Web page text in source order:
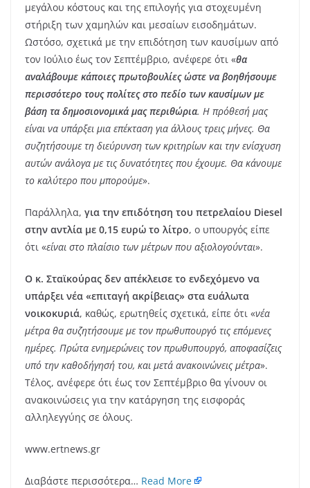
μεγάλου κόστους και της επιλογής για στοχευμένη
στήριξη των χαμηλών και μεσαίων εισοδημάτων.
Ωστόσο, σχετικά με την επιδότηση των καυσίμων από
τον Ιούλιο έως τον Σεπτέμβριο, ανέφερε ότι «θα
αναλάβουμε κάποιες πρωτοβουλίες ώστε να βοηθήσουμε
περισσότερο τους πολίτες στο πεδίο των καυσίμων με
βάση τα δημοσιονομικά μας περιθώρια. Η πρόθεσή μας
είναι να υπάρξει μια επέκταση για άλλους τρεις μήνες. Θα
συζητήσουμε τη διεύρυνση των κριτηρίων και την ενίσχυση
αυτών ανάλογα με τις δυνατότητες που έχουμε. Θα κάνουμε
το καλύτερο που μπορούμε».
Παράλληλα, για την επιδότηση του πετρελαίου Diesel
στην αντλία με 0,15 ευρώ το λίτρο, ο υπουργός είπε
ότι «είναι στο πλαίσιο των μέτρων που αξιολογούνται».
Ο κ. Σταϊκούρας δεν απέκλεισε το ενδεχόμενο να
υπάρξει νέα «επιταγή ακρίβειας» στα ευάλωτα
νοικοκυριά, καθώς, ερωτηθείς σχετικά, είπε ότι «νέα
μέτρα θα συζητήσουμε με τον πρωθυπουργό τις επόμενες
ημέρες. Πρώτα ενημερώνεις τον πρωθυπουργό, αποφασίζεις
υπό την καθοδήγησή του, και μετά ανακοινώνεις μέτρα».
Τέλος, ανέφερε ότι έως τον Σεπτέμβριο θα γίνουν οι
ανακοινώσεις για την κατάργηση της εισφοράς
αλληλεγγύης σε όλους.
www.ertnews.gr
Διαβάστε περισσότερα… Read More